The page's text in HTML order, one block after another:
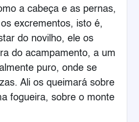
a cabeça e as pernas,
excrementos, isto é,
do novilho, ele os
do acampamento, a um
puro, onde se
Ali os queimará sobre
fogueira, sobre o monte